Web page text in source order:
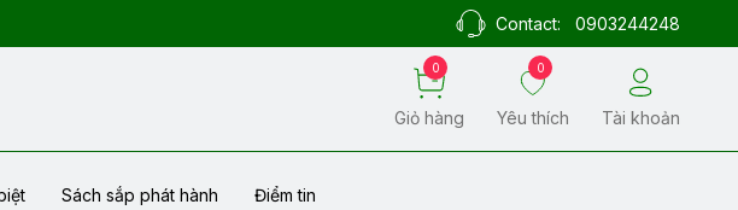
Contact: 0903244248
0
Giỏ hàng
0
Yêu thích Tài khoản
Sách sắp phát hành Điểm tin